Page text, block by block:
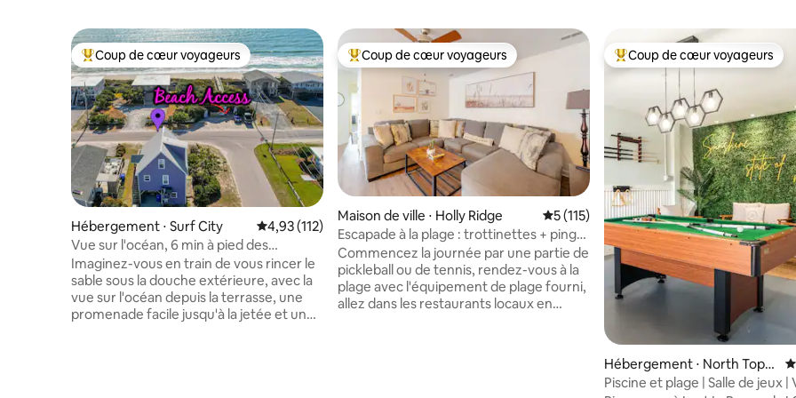
Coups de cœur voyageurs les plus appréciés
Coup de cœur voyageurs
Hébergement ⋅ Surf City Évaluation moyenne sur la base de 112 commentaires : 4,93 sur 5
4,93 (112)
Vue sur l'océan, 6 min à pied des
restaurants, 8 personnes, EV
Imaginez-vous en train de vous rincer le
sable sous la douche extérieure, avec la
vue sur l'océan depuis la terrasse, une
promenade facile jusqu'à la jetée et une
Coups de cœur voyageurs les plus appréciés
Coup de cœur voyageurs
Maison de ville ⋅ Holly Ridge Évaluation moyenne sur la base de 115
5 (115)
Escapade à la plage : trottinettes + ping-
pong + équipement de plage
Commencez la journée par une partie de
pickleball ou de tennis, rendez-vous à la
plage avec l'équipement de plage fourni,
allez dans les restaurants locaux en
Coups de cœur voyageurs les
Coup de cœur voyageurs
Hébergement ⋅ North Topsa
il Beach
Piscine et plage | Salle de jeux |